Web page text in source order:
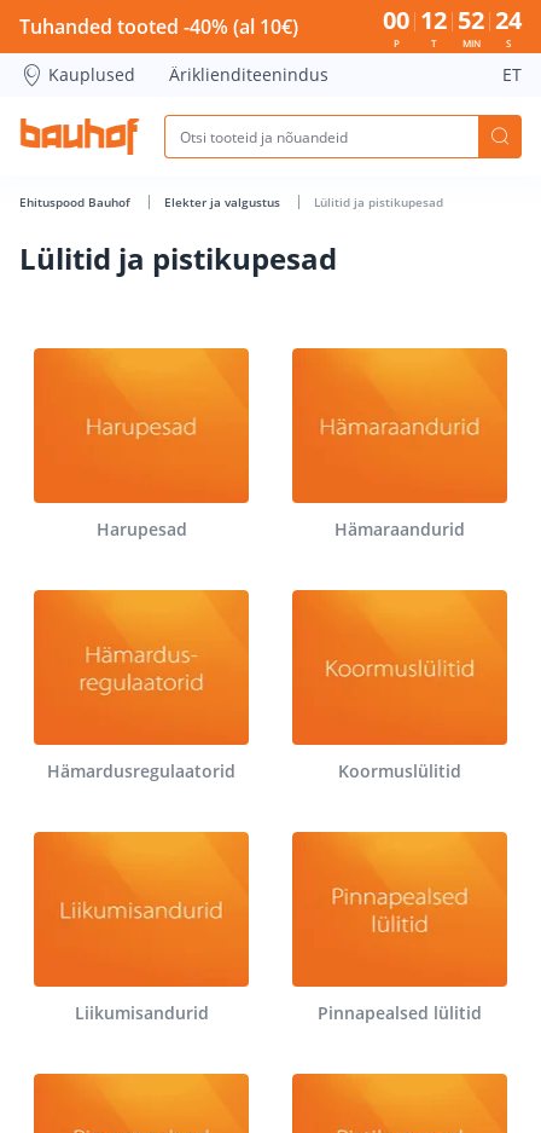
Lülitid ja pistikupesad - Bauhof has loaded
Tuhanded tooted -40% (al 10€) 00
P
12
T
52
MIN
24
S
Kauplused Äriklienditeenindus ET
Ehituspood Bauhof Elekter ja valgustus Lülitid ja pistikupesad
Lülitid ja pistikupesad
Harupesad Hämaraandurid
Hämardusregulaatorid Koormuslülitid
Liikumisandurid Pinnapealsed lülitid